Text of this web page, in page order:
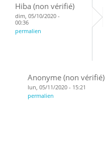
Hiba (non vérifié)
dim, 05/10/2020 -
00:36
permalien
Anonyme (non vérifié)
lun, 05/11/2020 - 15:21
permalien